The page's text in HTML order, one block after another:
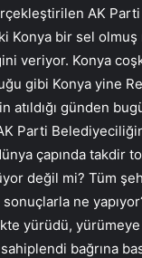
AK
Konya bir sel
veriyor. Konya
gibi Konya yine
günden
Parti
çapında takdir
değil mi? Tüm
ne
yürüdü,
bağrına